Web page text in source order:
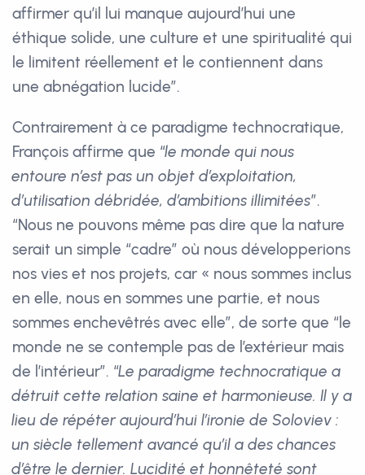
affirmer qu’il lui manque aujourd’hui une
éthique solide, une culture et une spiritualité qui
le limitent réellement et le contiennent dans
une abnégation lucide”.
Contrairement à ce paradigme technocratique,
François affirme que “le monde qui nous
entoure n’est pas un objet d’exploitation,
d’utilisation débridée, d’ambitions illimitées”.
“Nous ne pouvons même pas dire que la nature
serait un simple “cadre” où nous développerions
nos vies et nos projets, car « nous sommes inclus
en elle, nous en sommes une partie, et nous
sommes enchevêtrés avec elle”, de sorte que “le
monde ne se contemple pas de l’extérieur mais
de l’intérieur”. “Le paradigme technocratique a
détruit cette relation saine et harmonieuse. Il y a
lieu de répéter aujourd’hui l’ironie de Soloviev :
un siècle tellement avancé qu’il a des chances
d’être le dernier. Lucidité et honnêteté sont